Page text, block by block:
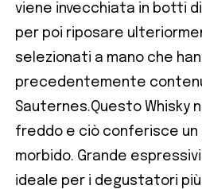
viene invecchiata in botti
per poi riposare
selezionati a mano che
precedentemente
Sauternes.Questo Whisky
freddo e ciò conferisce un
morbido. Grande
ideale per i degustatori